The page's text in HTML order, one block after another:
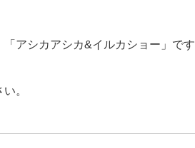
アシカアシカ&イルカショー」です
。